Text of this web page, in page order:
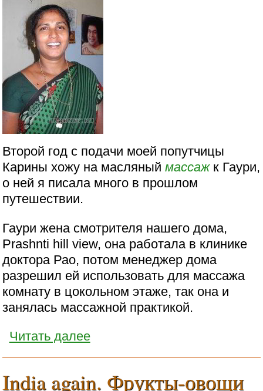
Второй год с подачи моей попутчицы
Карины хожу на масляныймассажк Гаури,
о ней я писала много в прошлом
путешествии.
Гаури жена смотрителя нашего дома,
Prashnti hill view, она работала в клинике
доктора Рао, потом менеджер дома
разрешил ей использовать для массажа
комнату в цокольном этаже, так она и
занялась массажной практикой.
Читать далее
India again. Фрукты-овощи